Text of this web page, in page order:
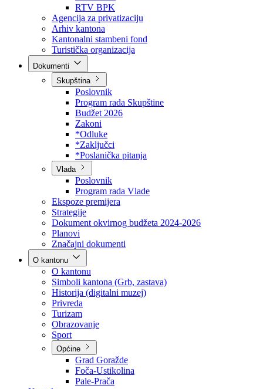
Direkcija za šumarstvo
Javna preduzeća
BPK šume
RTV BPK
Agencija za privatizaciju
Arhiv kantona
Kantonalni stambeni fond
Turistička organizacija
Skupština
Poslovnik
Program rada Skupštine
Budžet 2026
Zakoni
*Odluke
*Zaključci
*Poslanička pitanja
Vlada
Poslovnik
Program rada Vlade
Ekspoze premijera
Strategije
Dokument okvirnog budžeta 2024-2026
Planovi
Značajni dokumenti
O kantonu
O kantonu
Simboli kantona (Grb, zastava)
Historija (digitalni muzej)
Privreda
Turizam
Obrazovanje
Općine